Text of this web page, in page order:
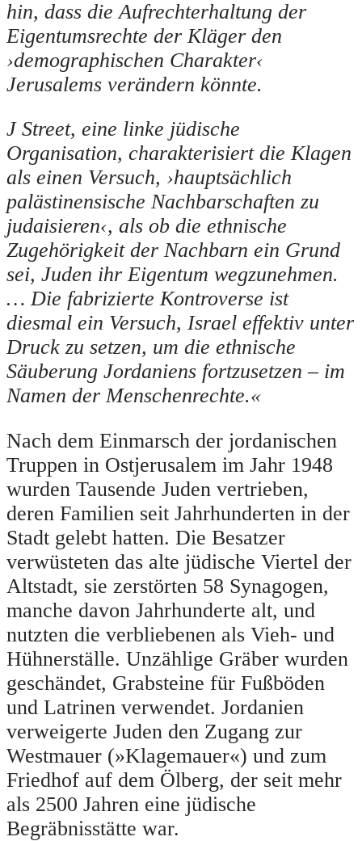
hin, dass die Aufrechterhaltung der
Eigentumsrechte der Kläger den
›demographischen Charakter‹
Jerusalems verändern könnte.
J Street, eine linke jüdische
Organisation, charakterisiert die Klagen
als einen Versuch, ›hauptsächlich
palästinensische Nachbarschaften zu
judaisieren‹, als ob die ethnische
Zugehörigkeit der Nachbarn ein Grund
sei, Juden ihr Eigentum wegzunehmen.
… Die fabrizierte Kontroverse ist
diesmal ein Versuch, Israel effektiv unter
Druck zu setzen, um die ethnische
Säuberung Jordaniens fortzusetzen – im
Namen der Menschenrechte.«
Nach dem Einmarsch der jordanischen
Truppen in Ostjerusalem im Jahr 1948
wurden Tausende Juden vertrieben,
deren Familien seit Jahrhunderten in der
Stadt gelebt hatten. Die Besatzer
verwüsteten das alte jüdische Viertel der
Altstadt, sie zerstörten 58 Synagogen,
manche davon Jahrhunderte alt, und
nutzten die verbliebenen als Vieh- und
Hühnerställe. Unzählige Gräber wurden
geschändet, Grabsteine für Fußböden
und Latrinen verwendet. Jordanien
verweigerte Juden den Zugang zur
Westmauer (»Klagemauer«) und zum
Friedhof auf dem Ölberg, der seit mehr
als 2500 Jahren eine jüdische
Begräbnisstätte war.